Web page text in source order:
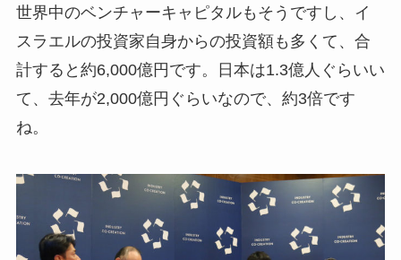
世界中のベンチャーキャピタルもそうですし、イ
スラエルの投資家自身からの投資額も多くて、合
計すると約6,000億円です。日本は1.3億人ぐらいい
て、去年が2,000億円ぐらいなので、約3倍です
ね。